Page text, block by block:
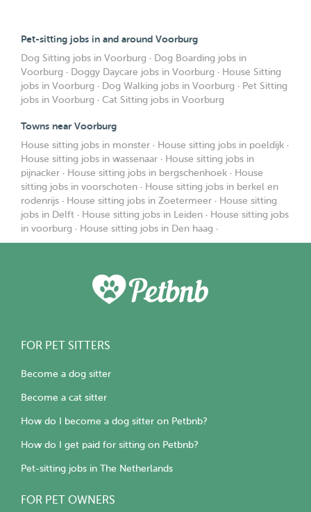
Pet-sitting jobs in and around Voorburg
Dog Sitting jobs in Voorburg · Dog Boarding jobs in
Voorburg · Doggy Daycare jobs in Voorburg · House Sitting
jobs in Voorburg · Dog Walking jobs in Voorburg · Pet Sitting
jobs in Voorburg · Cat Sitting jobs in Voorburg
Towns near Voorburg
House sitting jobs in monster · House sitting jobs in poeldijk ·
House sitting jobs in wassenaar · House sitting jobs in
pijnacker · House sitting jobs in bergschenhoek · House
sitting jobs in voorschoten · House sitting jobs in berkel en
rodenrijs · House sitting jobs in Zoetermeer · House sitting
jobs in Delft · House sitting jobs in Leiden · House sitting jobs
in voorburg · House sitting jobs in Den haag ·
FOR PET SITTERS
Become a dog sitter
Become a cat sitter
How do I become a dog sitter on Petbnb?
How do I get paid for sitting on Petbnb?
Pet-sitting jobs in The Netherlands
FOR PET OWNERS